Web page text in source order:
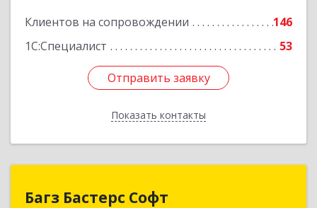
Клиентов на сопровождении
146
1С:Специалист
53
Отправить заявку
Показать контакты
Отправить заявку
Назад
Багз Бастерс Софт
Багз Бастерс Софт